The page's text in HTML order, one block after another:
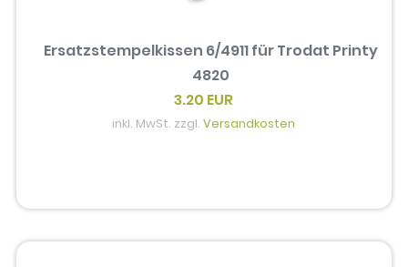
Ersatzstempelkissen 6/4911 für Trodat Printy
4820
3.20 EUR
inkl. MwSt. zzgl.Versandkosten